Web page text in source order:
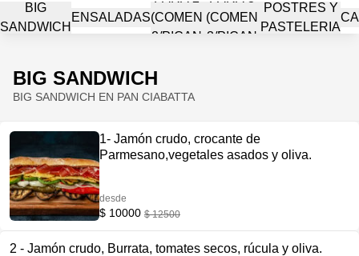
BIG
SANDWICH
ENSALADAS(COMEN
2/PICAN
(COMEN
3/PICAN
POSTRES Y
PASTELERIA
BIG SANDWICH
BIG SANDWICH EN PAN CIABATTA
1- Jamón crudo, crocante de
Parmesano,vegetales asados y oliva.
desde
$ 10000 $ 12500
2 - Jamón crudo, Burrata, tomates secos, rúcula y oliva.